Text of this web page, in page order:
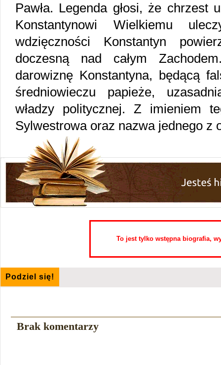
Pawła. Legenda głosi, że chrzest
Konstantynowi Wielkiemu
wdzięczności Konstantyn
doczesną nad całym
darowiznę Konstantyna, będącą
średniowieczu papieże,
władzy politycznej. Z imieniem
Sylwestrowa oraz nazwa jednego z
To jest tylko wstępna biografia,
Podziel się!
Brak komentarzy